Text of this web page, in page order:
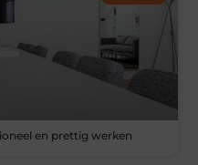
en prettig werken